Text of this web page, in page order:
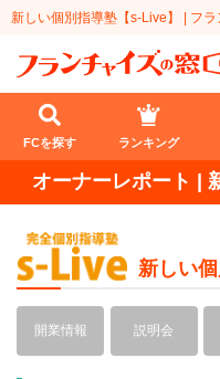
新しい個別指導塾【s-Live】 | フ
FCを探す
業種
開業資金
1円〜100万円
エリア
FCを探す ランキング
オーナーレポート |
新しい
開業情報 説明会